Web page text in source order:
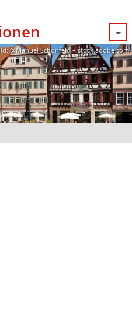
@Manuel Schönfeld – stock.adobe.com